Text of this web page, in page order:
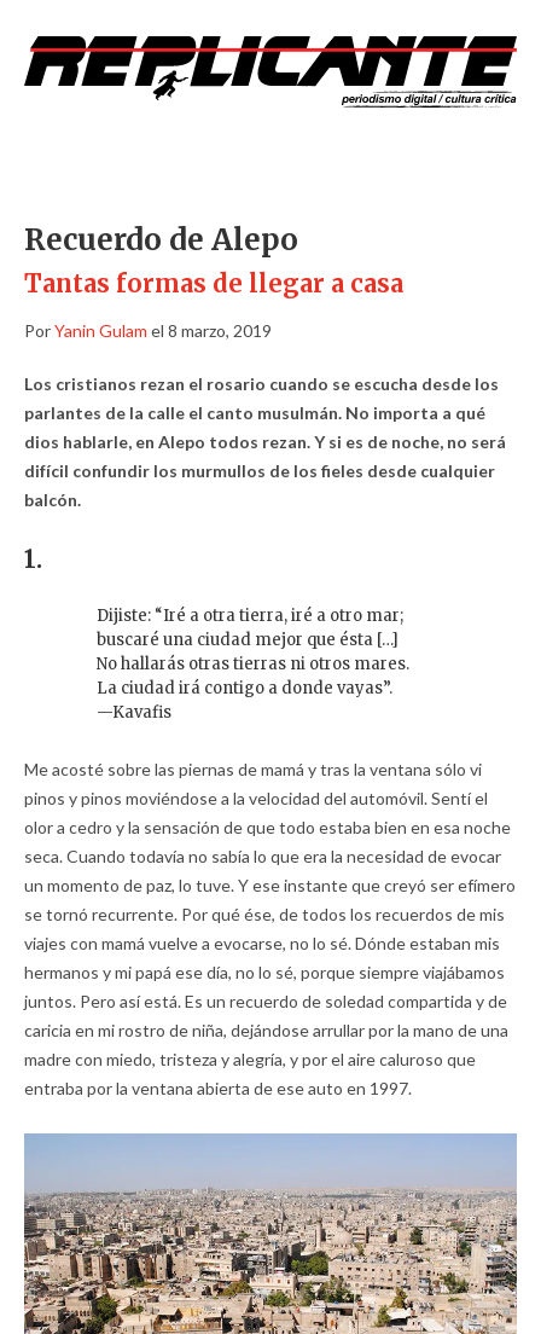
Recuerdo de Alepo
Tantas formas de llegar a casa
PorYanin Gulam el 8 marzo, 2019
Los cristianos rezan el rosario cuando se escucha desde los
parlantes de la calle el canto musulmán. No importa a qué
dios hablarle, en Alepo todos rezan. Y si es de noche, no será
difícil confundir los murmullos de los fieles desde cualquier
balcón.
1.
Dijiste: “Iré a otra tierra, iré a otro mar;
buscaré una ciudad mejor que ésta […]
No hallarás otras tierras ni otros mares.
La ciudad irá contigo a donde vayas”.
—Kavafis
Me acosté sobre las piernas de mamá y tras la ventana sólo vi
pinos y pinos moviéndose a la velocidad del automóvil. Sentí el
olor a cedro y la sensación de que todo estaba bien en esa noche
seca. Cuando todavía no sabía lo que era la necesidad de evocar
un momento de paz, lo tuve. Y ese instante que creyó ser efímero
se tornó recurrente. Por qué ése, de todos los recuerdos de mis
viajes con mamá vuelve a evocarse, no lo sé. Dónde estaban mis
hermanos y mi papá ese día, no lo sé, porque siempre viajábamos
juntos. Pero así está. Es un recuerdo de soledad compartida y de
caricia en mi rostro de niña, dejándose arrullar por la mano de una
madre con miedo, tristeza y alegría, y por el aire caluroso que
entraba por la ventana abierta de ese auto en 1997.